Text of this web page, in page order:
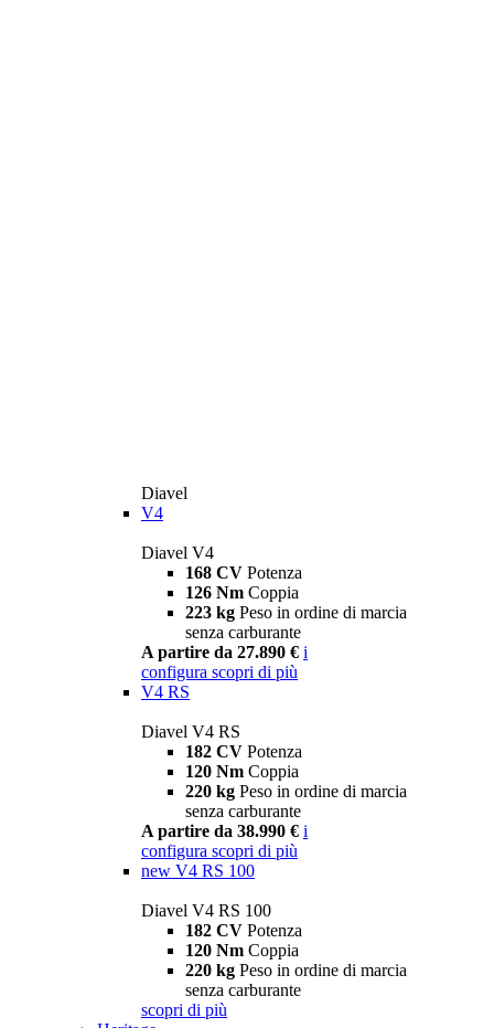
Diavel
V4
Diavel V4
168 CV Potenza
126 Nm Coppia
223 kg Peso in ordine di marcia
senza carburante
A partire da 27.890 € i
configura scopri di più
V4 RS
Diavel V4 RS
182 CV Potenza
120 Nm Coppia
220 kg Peso in ordine di marcia
senza carburante
A partire da 38.990 € i
configura scopri di più
new V4 RS 100
Diavel V4 RS 100
182 CV Potenza
120 Nm Coppia
220 kg Peso in ordine di marcia
senza carburante
scopri di più